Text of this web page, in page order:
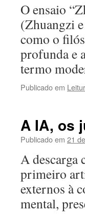
O ensaio
(Zhuangzi
como o
profunda e
termo
Publicado em
A IA, os
Publicado em 21
A descarga
primeiro
externos à
mental,